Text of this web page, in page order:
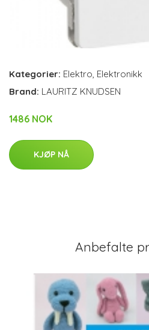
Kategorier: Elektro Elektronikk
Brand: LAURITZ KNUDSEN
1486 NOK
KJØP NÅ
Anbefalte